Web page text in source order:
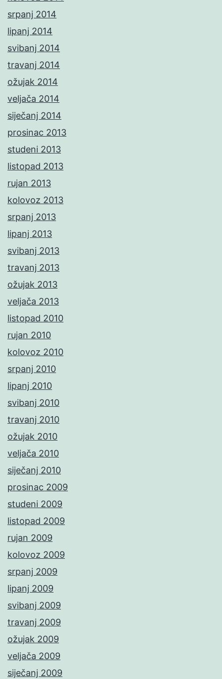
srpanj 2014
lipanj 2014
svibanj 2014
travanj 2014
ožujak 2014
veljača 2014
siječanj 2014
prosinac 2013
studeni 2013
listopad 2013
rujan 2013
kolovoz 2013
srpanj 2013
lipanj 2013
svibanj 2013
travanj 2013
ožujak 2013
veljača 2013
listopad 2010
rujan 2010
kolovoz 2010
srpanj 2010
lipanj 2010
svibanj 2010
travanj 2010
ožujak 2010
veljača 2010
siječanj 2010
prosinac 2009
studeni 2009
listopad 2009
rujan 2009
kolovoz 2009
srpanj 2009
lipanj 2009
svibanj 2009
travanj 2009
ožujak 2009
veljača 2009
siječanj 2009